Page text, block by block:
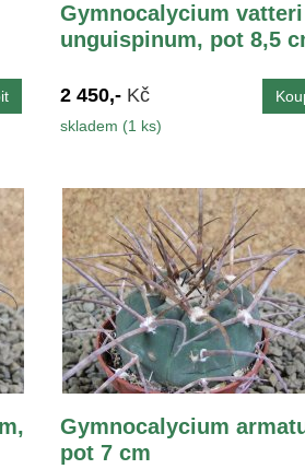
Gymnocalycium vatteri
unguispinum, pot 8,5
2 450,- Kč
skladem (1 ks)
Gymnocalycium
pot 7 cm